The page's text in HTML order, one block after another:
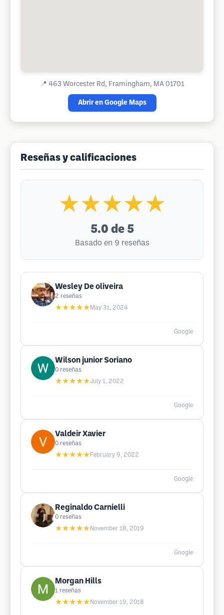
📍 463 Worcester Rd, Framingham, MA 01701
Abrir en Google Maps
Reseñas y calificaciones
★★★★★
5.0 de 5
Basado en 9 reseñas
Wesley De oliveira
2 reseñas
★★★★★ May 31, 2024
Google
Wilson junior Soriano
0 reseñas
★★★★★July 1, 2022
Google
Valdeir Xavier
0 reseñas
★★★★★ February 9, 2022
Google
Reginaldo Carnielli
0 reseñas
★★★★★ November 18, 2019
Google
Morgan Hills
1 reseñas
★★★★★ November 19, 2018